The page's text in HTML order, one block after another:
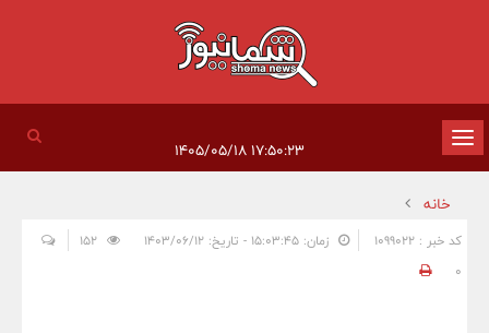
تغییر
وضعیت
ناوبری
خانه
کد خبر : 1099022 زمان: ۱۵:۰۳:۴۵ - تاریخ: ۱۴۰۳/۰۶/۱۲
0